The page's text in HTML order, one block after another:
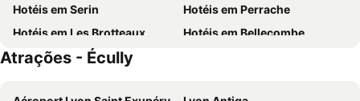
Mercure Lyon Centre Saxe Lafayette
Hotelo Lyon Charité
ibis Lyon Gare Part Dieu
Globe et Cecil
ibis Lyon Part Dieu Les Halles
Hotéis em Serin
Hotéis em Perrache
Hotéis em Les Brotteaux
Hotéis em Bellecombe
Atrações - Écully